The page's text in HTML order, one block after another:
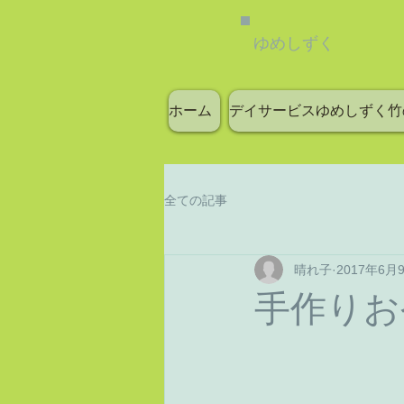
ゆめしずく
ホーム デイサービスゆめしずく
全ての記事
手作り
晴れ子 2017年6月